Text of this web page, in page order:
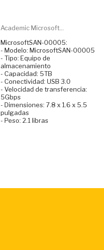
Academic Microsoft...
MicrosoftSAN-00005:
- Modelo: MicrosoftSAN-00005
- Tipo: Equipo de
almacenamiento
- Capacidad: 5TB
- Conectividad: USB 3.0
- Velocidad de transferencia:
5Gbps
- Dimensiones: 7.8 x 1.6 x 5.5
pulgadas
- Peso: 2.1 libras